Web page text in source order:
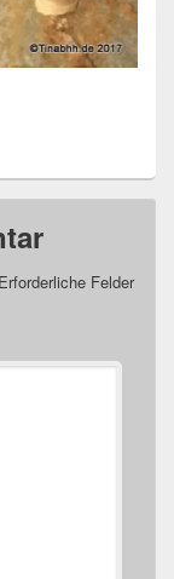
Erforderliche Felder